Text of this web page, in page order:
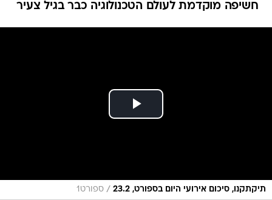
חשיפה מוקדמת לעולם הטכנולוגיה כבר בגיל צעיר
תיקתקנו, סיכום אירועי היום בספורט, 23.2 / ספורט1